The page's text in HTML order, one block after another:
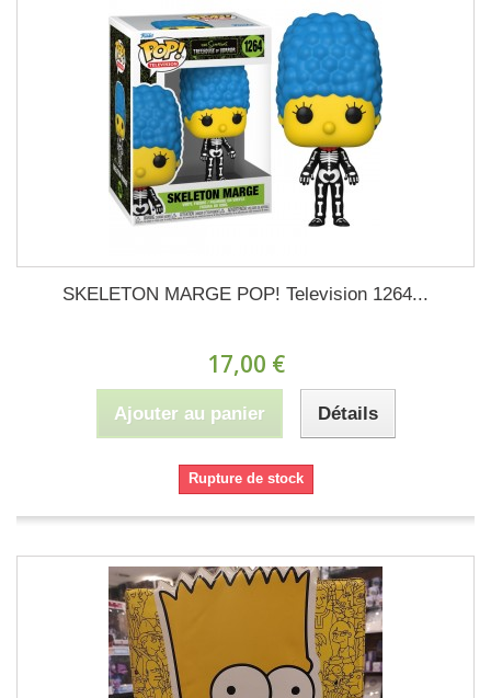
SKELETON MARGE POP! Television 1264...
17,00 €
Ajouter au panier Détails
Rupture de stock